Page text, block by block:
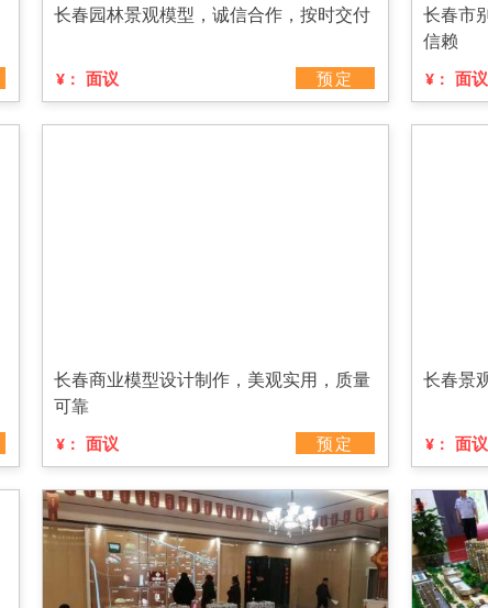
长春园林景观模型，诚信合作，按时交付
¥： 面议 预定
长春市
信赖
¥： 面议
长春商业模型设计制作，美观实用，质量
可靠
¥： 面议 预定
长春景
¥： 面议